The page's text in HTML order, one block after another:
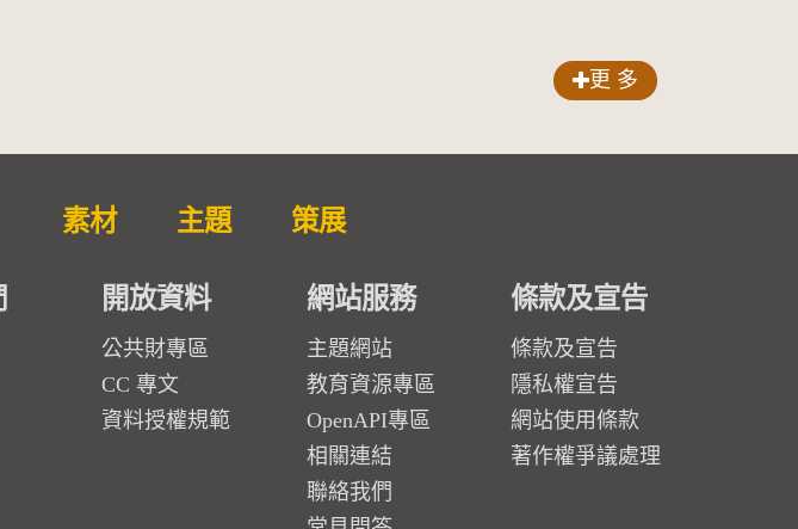
更 多
素材 主題 策展
開放資料
公共財專區
CC 專文
資料授權規範
網站服務
主題網站
教育資源專區
OpenAPI專區
相關連結
聯絡我們
條款及宣告
條款及宣告
隱私權宣告
網站使用條款
著作權爭議處理